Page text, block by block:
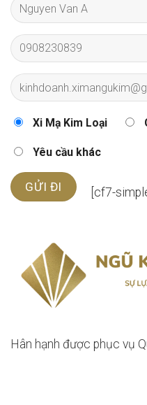
Xi Mạ Kim Loại
Yêu cầu khác
[cf7-
Hân hạnh được phục vụ